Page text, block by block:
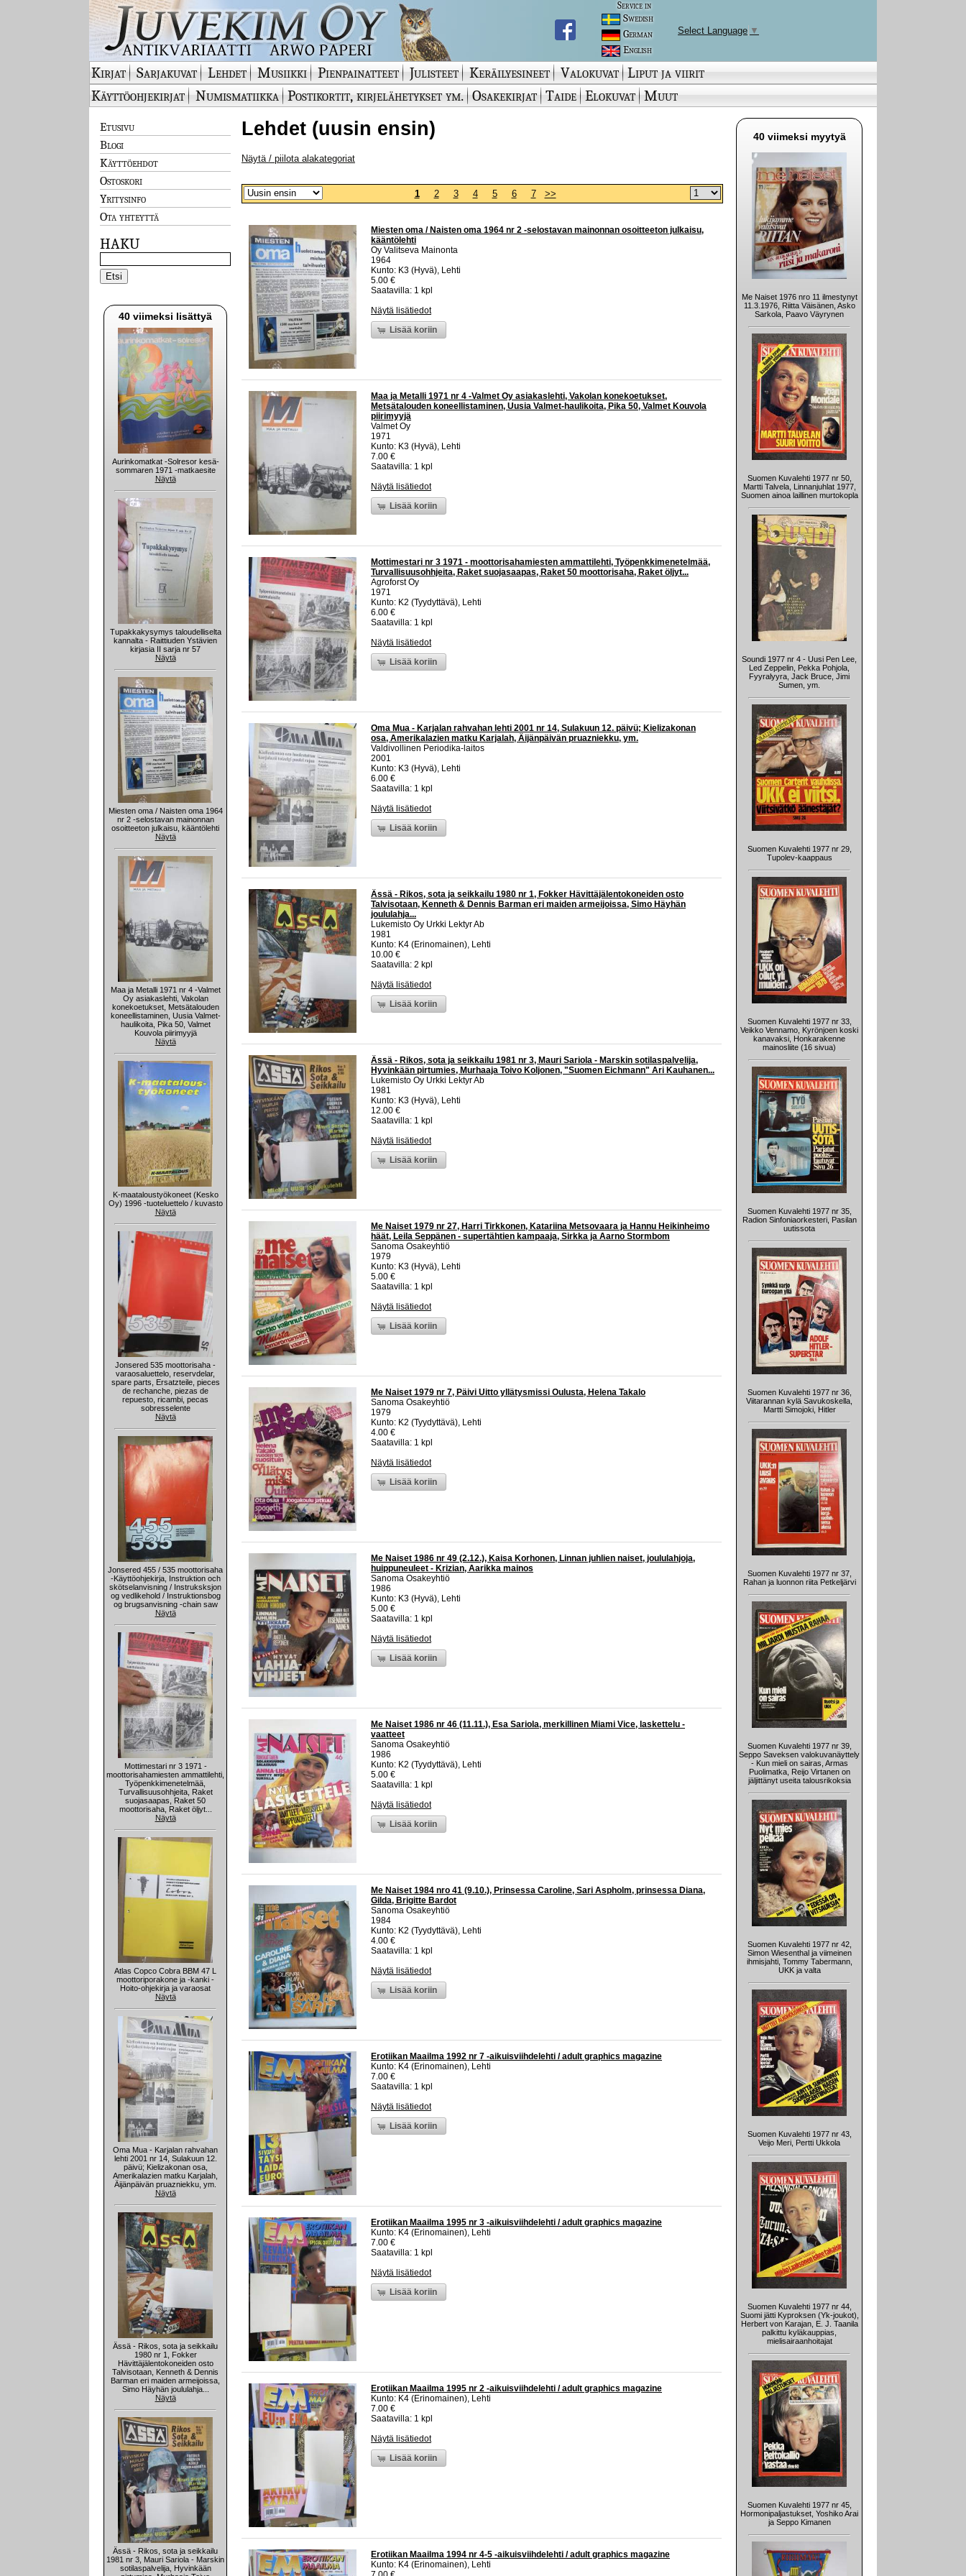
Service in
Swedish
German
English
Select Language ▼
Kirjat Sarjakuvat Lehdet Musiikki Pienpainatteet Julisteet Keräilyesineet Valokuvat Liput ja viirit
Käyttöohjekirjat
Numismatiikka Postikortit, kirjelähetykset ym. Osakekirjat Taide Elokuvat Muut
Etusivu
Blogi
Käyttöehdot
Ostoskori
Yritysinfo
Ota yhteyttä
HAKU
40 viimeksi lisättyä
Aurinkomatkat -Solresor kesä-
sommaren 1971 -matkaesite
Näytä
Tupakkakysymys taloudelliselta
kannalta - Raittiuden Ystävien
kirjasia II sarja nr 57
Näytä
Miesten oma / Naisten oma 1964
nr 2 -selostavan mainonnan
osoitteeton julkaisu, kääntölehti
Näytä
Maa ja Metalli 1971 nr 4 -Valmet
Oy asiakaslehti, Vakolan
konekoetukset, Metsätalouden
koneellistaminen, Uusia Valmet-
haulikoita, Pika 50, Valmet
Kouvola piirimyyjä
Näytä
K-maataloustyökoneet (Kesko
Oy) 1996 -tuoteluettelo / kuvasto
Näytä
Jonsered 535 moottorisaha -
varaosaluettelo, reservdelar,
spare parts, Ersatzteile, pieces
de rechanche, piezas de
repuesto, ricambi, pecas
sobresselente
Näytä
Jonsered 455 / 535 moottorisaha
-Käyttöohjekirja, Instruktion och
skötselanvisning / Instruksksjon
og vedlikehold / Instruktionsbog
og brugsanvisning -chain saw
Näytä
Mottimestari nr 3 1971 -
moottorisahamiesten ammattilehti,
Työpenkkimenetelmää,
Turvallisuusohhjeita, Raket
suojasaapas, Raket 50
moottorisaha, Raket öljyt...
Näytä
Atlas Copco Cobra BBM 47 L
moottoriporakone ja -kanki -
Hoito-ohjekirja ja varaosat
Näytä
Oma Mua - Karjalan rahvahan
lehti 2001 nr 14, Sulakuun 12.
päivü; Kielizakonan osa,
Amerikalazien matku Karjalah,
Äijänpäivän pruazniekku, ym.
Näytä
Ässä - Rikos, sota ja seikkailu
1980 nr 1, Fokker
Hävittäjälentokoneiden osto
Talvisotaan, Kenneth & Dennis
Barman eri maiden armeijoissa,
Simo Häyhän joululahja...
Näytä
Ässä - Rikos, sota ja seikkailu
1981 nr 3, Mauri Sariola - Marskin
sotilaspalvelija, Hyvinkään
Lehdet (uusin ensin)
Näytä / piilota alakategoriat
1 2 3 4 5 6 7 >>
Miesten oma / Naisten oma 1964 nr 2 -selostavan mainonnan osoitteeton julkaisu,
kääntölehti
Oy Valitseva Mainonta
1964
Kunto: K3 (Hyvä), Lehti
5.00 €
Saatavilla: 1 kpl
Näytä lisätiedot
Lisää koriin
Maa ja Metalli 1971 nr 4 -Valmet Oy asiakaslehti, Vakolan konekoetukset,
Metsätalouden koneellistaminen, Uusia Valmet-haulikoita, Pika 50, Valmet Kouvola
piirimyyjä
Valmet Oy
1971
Kunto: K3 (Hyvä), Lehti
7.00 €
Saatavilla: 1 kpl
Näytä lisätiedot
Lisää koriin
Mottimestari nr 3 1971 - moottorisahamiesten ammattilehti, Työpenkkimenetelmää,
Turvallisuusohhjeita, Raket suojasaapas, Raket 50 moottorisaha, Raket öljyt...
Agroforst Oy
1971
Kunto: K2 (Tyydyttävä), Lehti
6.00 €
Saatavilla: 1 kpl
Näytä lisätiedot
Lisää koriin
Oma Mua - Karjalan rahvahan lehti 2001 nr 14, Sulakuun 12. päivü; Kielizakonan
osa, Amerikalazien matku Karjalah, Äijänpäivän pruazniekku, ym.
Valdivollinen Periodika-laitos
2001
Kunto: K3 (Hyvä), Lehti
6.00 €
Saatavilla: 1 kpl
Näytä lisätiedot
Lisää koriin
Ässä - Rikos, sota ja seikkailu 1980 nr 1, Fokker Hävittäjälentokoneiden osto
Talvisotaan, Kenneth & Dennis Barman eri maiden armeijoissa, Simo Häyhän
joululahja...
Lukemisto Oy Urkki Lektyr Ab
1981
Kunto: K4 (Erinomainen), Lehti
10.00 €
Saatavilla: 2 kpl
Näytä lisätiedot
Lisää koriin
Ässä - Rikos, sota ja seikkailu 1981 nr 3, Mauri Sariola - Marskin sotilaspalvelija,
Hyvinkään pirtumies, Murhaaja Toivo Koljonen, "Suomen Eichmann" Ari Kauhanen...
Lukemisto Oy Urkki Lektyr Ab
1981
Kunto: K3 (Hyvä), Lehti
12.00 €
Saatavilla: 1 kpl
Näytä lisätiedot
Lisää koriin
Me Naiset 1979 nr 27, Harri Tirkkonen, Katariina Metsovaara ja Hannu Heikinheimo
häät, Leila Seppänen - supertähtien kampaaja, Sirkka ja Aarno Stormbom
Sanoma Osakeyhtiö
1979
Kunto: K3 (Hyvä), Lehti
5.00 €
Saatavilla: 1 kpl
Näytä lisätiedot
Lisää koriin
Me Naiset 1979 nr 7, Päivi Uitto yllätysmissi Oulusta, Helena Takalo
Sanoma Osakeyhtiö
1979
Kunto: K2 (Tyydyttävä), Lehti
4.00 €
Saatavilla: 1 kpl
Näytä lisätiedot
Lisää koriin
Me Naiset 1986 nr 49 (2.12.), Kaisa Korhonen, Linnan juhlien naiset, joululahjoja,
huippuneuleet - Krizian, Aarikka mainos
Sanoma Osakeyhtiö
1986
Kunto: K3 (Hyvä), Lehti
5.00 €
Saatavilla: 1 kpl
Näytä lisätiedot
Lisää koriin
Me Naiset 1986 nr 46 (11.11.), Esa Sariola, merkillinen Miami Vice, laskettelu -
vaatteet
Sanoma Osakeyhtiö
1986
Kunto: K2 (Tyydyttävä), Lehti
5.00 €
Saatavilla: 1 kpl
Näytä lisätiedot
Lisää koriin
Me Naiset 1984 nro 41 (9.10.), Prinsessa Caroline, Sari Aspholm, prinsessa Diana,
Gilda, Brigitte Bardot
Sanoma Osakeyhtiö
1984
Kunto: K2 (Tyydyttävä), Lehti
4.00 €
Saatavilla: 1 kpl
Näytä lisätiedot
Lisää koriin
Erotiikan Maailma 1992 nr 7 -aikuisviihdelehti / adult graphics magazine
Kunto: K4 (Erinomainen), Lehti
7.00 €
Saatavilla: 1 kpl
Näytä lisätiedot
Lisää koriin
Erotiikan Maailma 1995 nr 3 -aikuisviihdelehti / adult graphics magazine
Kunto: K4 (Erinomainen), Lehti
7.00 €
Saatavilla: 1 kpl
Näytä lisätiedot
Lisää koriin
Erotiikan Maailma 1995 nr 2 -aikuisviihdelehti / adult graphics magazine
Kunto: K4 (Erinomainen), Lehti
7.00 €
Saatavilla: 1 kpl
Näytä lisätiedot
Lisää koriin
Erotiikan Maailma 1994 nr 4-5 -aikuisviihdelehti / adult graphics magazine
Kunto: K4 (Erinomainen), Lehti
40 viimeksi myytyä
Me Naiset 1976 nro 11 ilmestynyt
11.3.1976, Riitta Väisänen, Asko
Sarkola, Paavo Väyrynen
Suomen Kuvalehti 1977 nr 50,
Martti Talvela, Linnanjuhlat 1977,
Suomen ainoa laillinen murtokopla
Soundi 1977 nr 4 - Uusi Pen Lee,
Led Zeppelin, Pekka Pohjola,
Fyyralyyra, Jack Bruce, Jimi
Sumen, ym.
Suomen Kuvalehti 1977 nr 29,
Tupolev-kaappaus
Suomen Kuvalehti 1977 nr 33,
Veikko Vennamo, Kyrönjoen koski
kanavaksi, Honkarakenne
mainosliite (16 sivua)
Suomen Kuvalehti 1977 nr 35,
Radion Sinfoniaorkesteri, Pasilan
uutissota
Suomen Kuvalehti 1977 nr 36,
Viitarannan kylä Savukoskella,
Martti Simojoki, Hitler
Suomen Kuvalehti 1977 nr 37,
Rahan ja luonnon riita Petkeljärvi
Suomen Kuvalehti 1977 nr 39,
Seppo Saveksen valokuvanäyttely
- Kun mieli on sairas, Armas
Puolimatka, Reijo Virtanen on
jäljittänyt useita talousrikoksia
Suomen Kuvalehti 1977 nr 42,
Simon Wiesenthal ja viimeinen
ihmisjahti, Tommy Tabermann,
UKK ja valta
Suomen Kuvalehti 1977 nr 43,
Veijo Meri, Pertti Ukkola
Suomen Kuvalehti 1977 nr 44,
Suomi jätti Kyproksen (Yk-joukot),
Herbert von Karajan, E. J. Taanila
palkittu kyläkauppias,
mielisairaanhoitajat
Suomen Kuvalehti 1977 nr 45,
Hormonipaljastukset, Yoshiko Arai
ja Seppo Kimanen